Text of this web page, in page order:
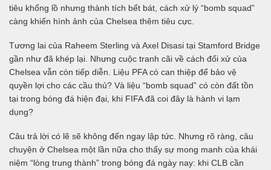
tiêu khổng lồ nhưng thành tích bết bát, cách xử lý “bomb squad”
càng khiến hình ảnh của Chelsea thêm tiêu cực.
Tương lai của Raheem Sterling và Axel Disasi tại Stamford Bridge
gần như đã khép lại. Nhưng cuộc tranh cãi về cách đối xử của
Chelsea vẫn còn tiếp diễn. Liệu PFA có can thiệp để bảo vệ
quyền lợi cho các cầu thủ? Và liệu “bomb squad” có còn đất tồn
tại trong bóng đá hiện đại, khi FIFA đã coi đây là hành vi lạm
dụng?
Câu trả lời có lẽ sẽ không đến ngay lập tức. Nhưng rõ ràng, câu
chuyện ở Chelsea một lần nữa cho thấy sự mong manh của khái
niệm “lòng trung thành” trong bóng đá ngày nay: khi CLB cần